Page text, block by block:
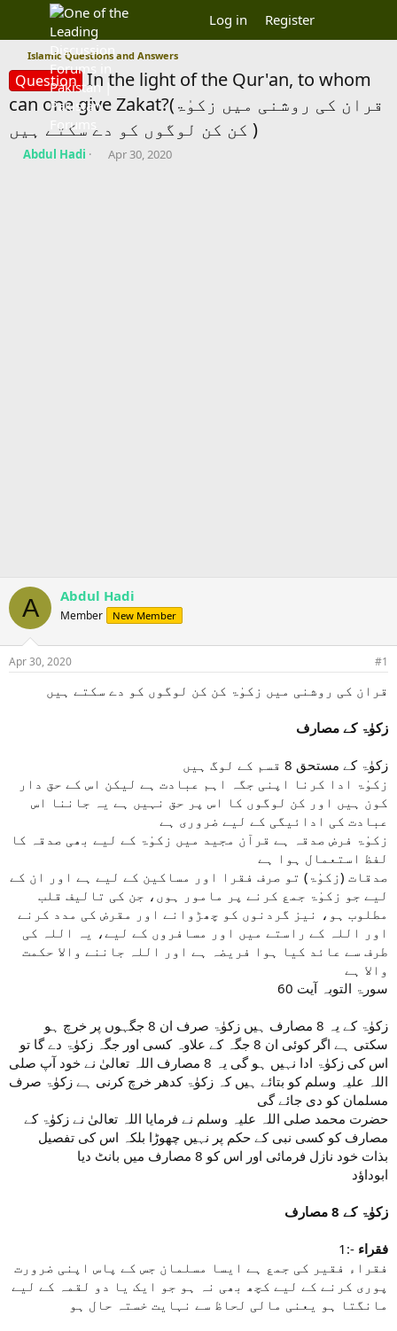
Log in Register
Islamic Questions and Answers
Question In the light of the Qur'an, to whom
can one give Zakat?(قران کی روشنی میں زکوٰۃ
کن کن لوگوں کو دے سکتے ہیں )
T
Abdul Hadi
S
Apr 30, 2020
A Abdul Hadi
Member New Member
Apr 30, 2020 #1
قران کی روشنی میں زکوٰۃ کن کن لوگوں کو دے سکتے ہیں
زکوٰۃ کے مصارف
زکوٰۃ کے مستحق 8 قسم کے لوگ ہیں
زکوٰۃ ادا کرنا اپنی جگہ اہم عبادت ہے لیکن اس کے حق دار
کون ہیں اور کن لوگوں کا اس پر حق نہیں ہے یہ جاننا اس
عبادت کی ادائیگی کے لیے ضروری ہے
زکوٰۃ فرض صدقہ ہے قرآن مجید میں زکوٰۃ کے لیے بھی صدقہ کا
لفظ استعمال ہوا ہے
صدقات (زکوٰۃ) تو صرف فقرا اور مساکین کے لیے ہے اور ان کے
لیے جو زکوٰۃ جمع کرنے پر مامور ہوں، جن کی تالیف قلب
مطلوب ہو، نیز گردنوں کو چھڑوانے اور مقرض کی مدد کرنے
اور اللہ کے راستے میں اور مسافروں کے لیے، یہ اللہ کی
طرف سے عائد کیا ہوا فریضہ ہے اور اللہ جاننے والا حکمت
والا ہے
سورۃ التوبہ آیت 60
زکوٰۃ کے یہ 8 مصارف ہیں زکوٰۃ صرف ان 8 جگہوں پر خرچ ہو
سکتی ہے اگر کوئی ان 8 جگہ کے علاوہ کسی اور جگہ زکوٰۃ دے گا تو
اس کی زکوٰۃ ادا نہیں ہو گی یہ 8 مصارف اللہ تعالیٰ نے خود آپ صلی
اللہ علیہ وسلم کو بتائے ہیں کہ زکوٰۃ کدھر خرچ کرنی ہے زکوٰۃ صرف
مسلمان کو دی جائے گی
حضرت محمد صلی اللہ علیہ وسلم نے فرمایا اللہ تعالیٰ نے زکوٰۃ کے
مصارف کو کسی نبی کے حکم پر نہیں چھوڑا بلکہ اس کی تفصیل
بذات خود نازل فرمائی اور اس کو 8 مصارف میں بانٹ دیا
ابوداؤد
زکوٰۃ کے 8 مصارف
1:- فقراء
فقراء فقیر کی جمع ہے ایسا مسلمان جس کے پاس اپنی ضرورت
پوری کرنے کے لیے کچھ بھی نہ ہو جو ایک یا دو لقمہ کے لیے
مانگتا ہو یعنی مالی لحاظ سے نہایت خستہ حال ہو